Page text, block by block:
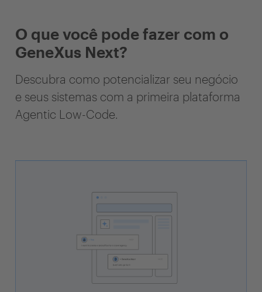
O que você pode fazer com o
GeneXus Next?
Descubra como potencializar seu negócio
e seus sistemas com a primeira plataforma
Agentic Low-Code.